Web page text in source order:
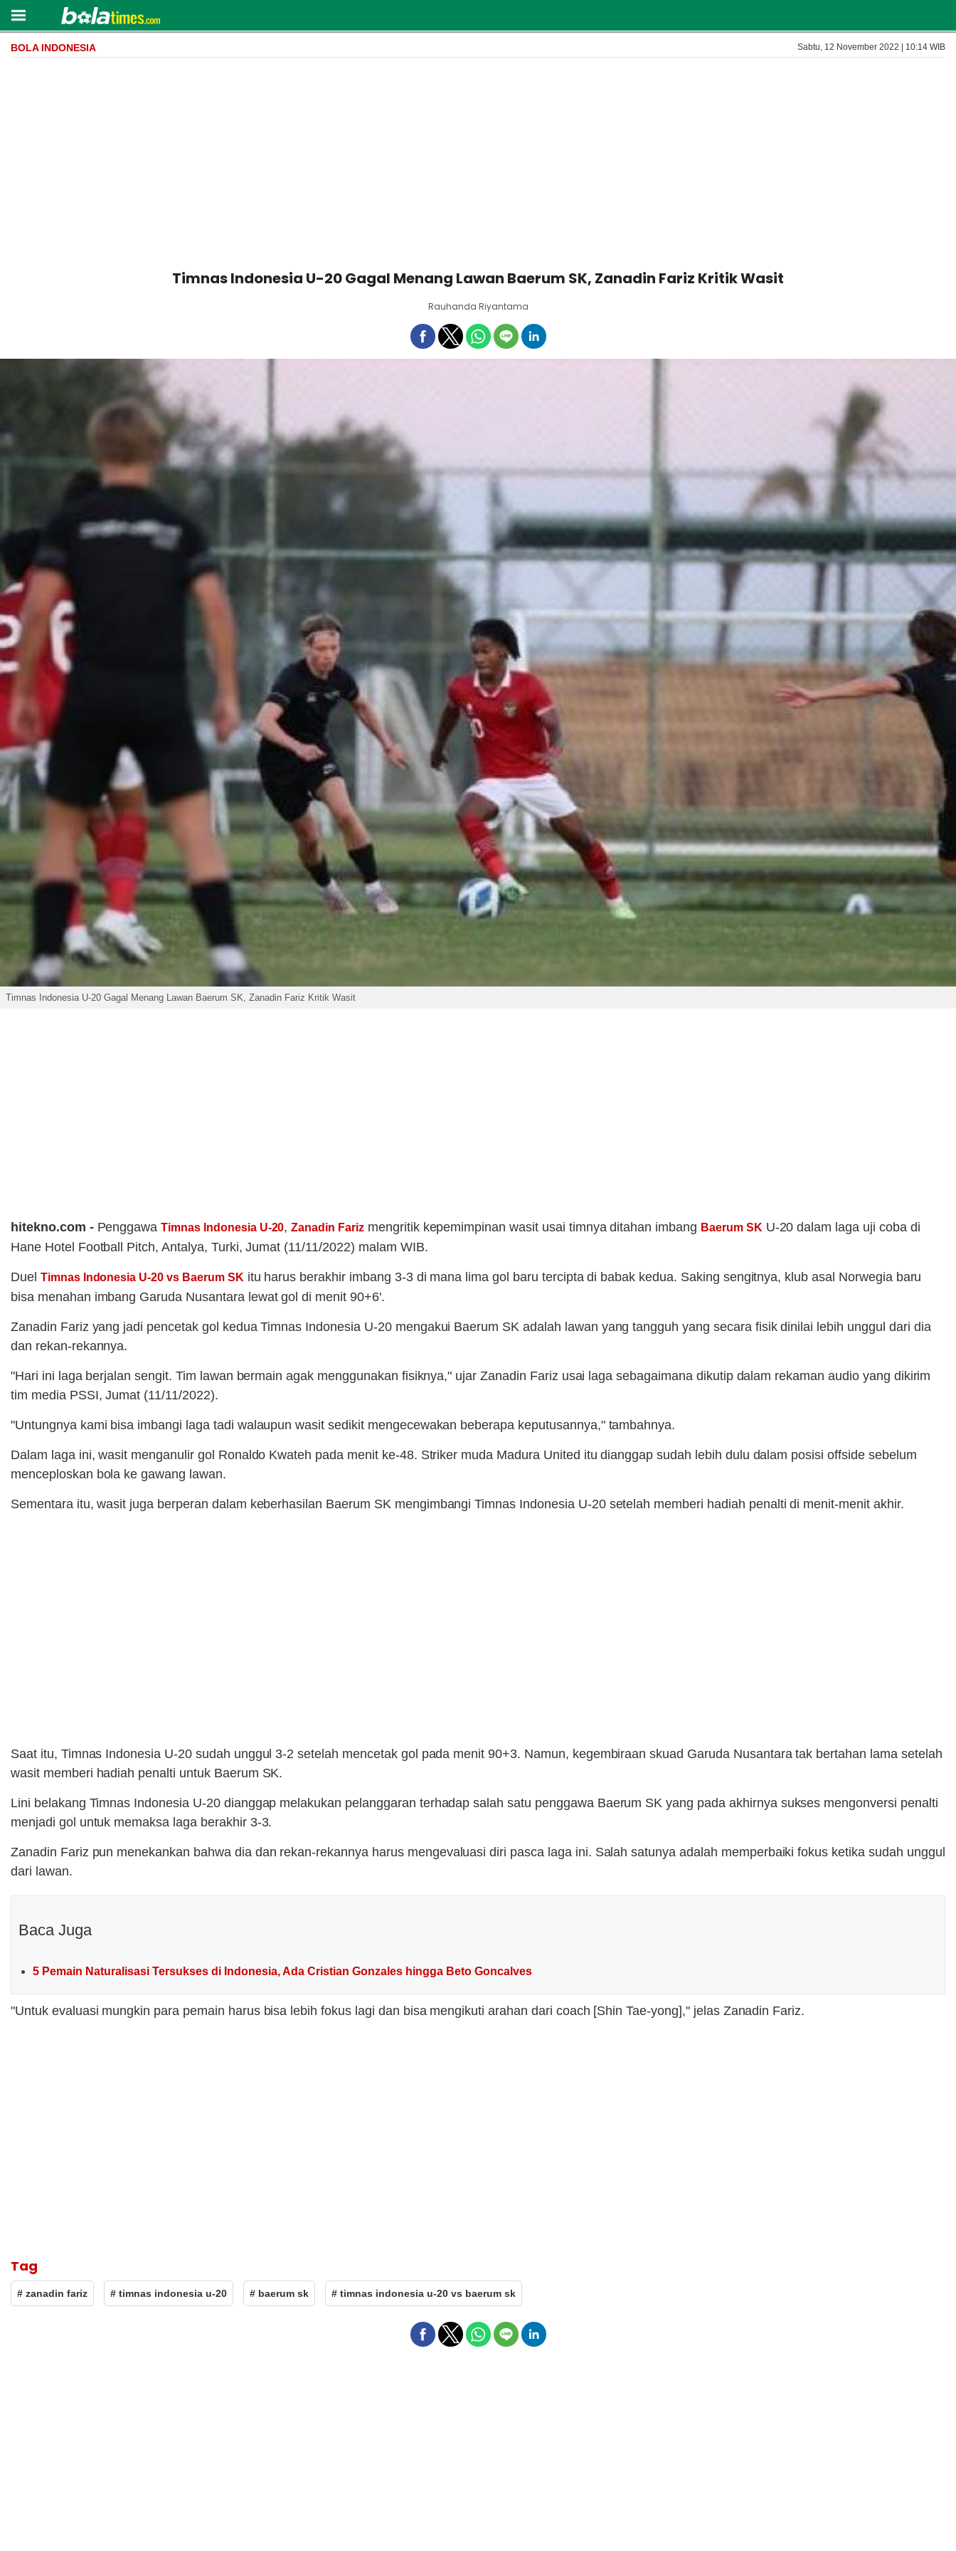
BOLA INDONESIA Sabtu, 12 November 2022 | 10:14 WIB
Timnas Indonesia U-20 Gagal Menang Lawan Baerum SK, Zanadin Fariz Kritik Wasit
Rauhanda Riyantama
Timnas Indonesia U-20 Gagal Menang Lawan Baerum SK, Zanadin Fariz Kritik Wasit
hitekno.com - PenggawaTimnas Indonesia U-20,Zanadin Farizmengritik kepemimpinan wasit usai timnya ditahan imbang Baerum SKU-20 dalam laga uji coba di
Hane Hotel Football Pitch, Antalya, Turki, Jumat (11/11/2022) malam WIB.
Duel Timnas Indonesia U-20 vs Baerum SKitu harus berakhir imbang 3-3 di mana lima gol baru tercipta di babak kedua. Saking sengitnya, klub asal Norwegia baru
bisa menahan imbang Garuda Nusantara lewat gol di menit 90+6'.
Zanadin Fariz yang jadi pencetak gol kedua Timnas Indonesia U-20 mengakui Baerum SK adalah lawan yang tangguh yang secara fisik dinilai lebih unggul dari dia
dan rekan-rekannya.
"Hari ini laga berjalan sengit. Tim lawan bermain agak menggunakan fisiknya," ujar Zanadin Fariz usai laga sebagaimana dikutip dalam rekaman audio yang dikirim
tim media PSSI, Jumat (11/11/2022).
"Untungnya kami bisa imbangi laga tadi walaupun wasit sedikit mengecewakan beberapa keputusannya," tambahnya.
Dalam laga ini, wasit menganulir gol Ronaldo Kwateh pada menit ke-48. Striker muda Madura United itu dianggap sudah lebih dulu dalam posisi offside sebelum
menceploskan bola ke gawang lawan.
Sementara itu, wasit juga berperan dalam keberhasilan Baerum SK mengimbangi Timnas Indonesia U-20 setelah memberi hadiah penalti di menit-menit akhir.
Saat itu, Timnas Indonesia U-20 sudah unggul 3-2 setelah mencetak gol pada menit 90+3. Namun, kegembiraan skuad Garuda Nusantara tak bertahan lama setelah
wasit memberi hadiah penalti untuk Baerum SK.
Lini belakang Timnas Indonesia U-20 dianggap melakukan pelanggaran terhadap salah satu penggawa Baerum SK yang pada akhirnya sukses mengonversi penalti
menjadi gol untuk memaksa laga berakhir 3-3.
Zanadin Fariz pun menekankan bahwa dia dan rekan-rekannya harus mengevaluasi diri pasca laga ini. Salah satunya adalah memperbaiki fokus ketika sudah unggul
dari lawan.
Baca Juga
5 Pemain Naturalisasi Tersukses di Indonesia, Ada Cristian Gonzales hingga Beto Goncalves
"Untuk evaluasi mungkin para pemain harus bisa lebih fokus lagi dan bisa mengikuti arahan dari coach [Shin Tae-yong]," jelas Zanadin Fariz.
Tag
# zanadin fariz # timnas indonesia u-20 # baerum sk # timnas indonesia u-20 vs baerum sk